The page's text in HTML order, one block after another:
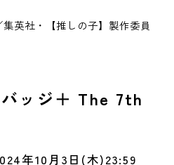
英社・【推しの子】製作委員
バッジ＋ The 7th
年10月3日(木)23:59